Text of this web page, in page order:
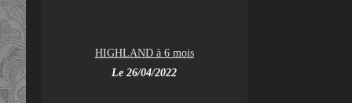
HIGHLAND à 6 mois
Le 26/04/2022